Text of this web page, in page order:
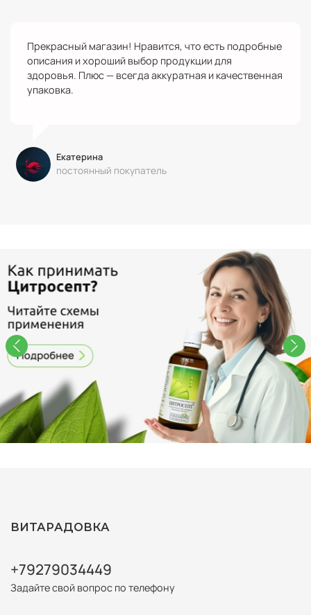
Прекрасный магазин! Нравится, что есть подробные
описания и хороший выбор продукции для
здоровья. Плюс — всегда аккуратная и качественная
упаковка.
Екатерина
постоянный покупатель
ВИТАРАДОВКА
+79279034449
Задайте свой вопрос по телефону